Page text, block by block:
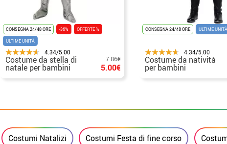
CONSEGNA 24/48 ORE -36%
OFFERTE %
ULTIME UNITÀ
4.34/5.00
Costume da stella di
natale per bambini
7.86€
5.00€
CONSEGNA 24/48 ORE ULTIME UNITÀ
4.34/5.00
Costume da natività
per bambini
Costumi Natalizi Costumi Festa di fine corso